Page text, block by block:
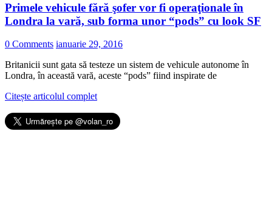
Primele vehicule fără şofer vor fi operaţionale în
Londra la vară, sub forma unor “pods” cu look SF
0 Comments ianuarie 29, 2016
Britanicii sunt gata să testeze un sistem de vehicule autonome în
Londra, în această vară, aceste “pods” fiind inspirate de
Citește articolul complet